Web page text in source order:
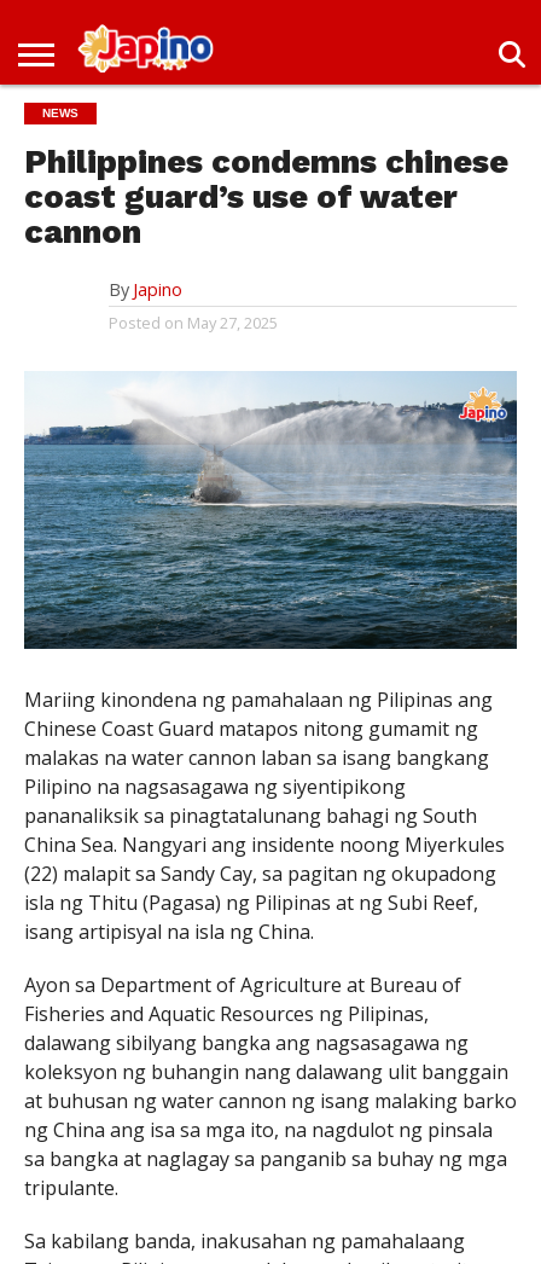
NEWS
ENTERTAINMENT
LIVES
EVENTS
LIVING
IN
ONLY
IN
OFW
IMMIGRATION
PROMO
DEAL
JOBS
NEWS
Philippines condemns chinese
coast guard’s use of water
cannon
By Japino
Posted on May 27, 2025
Mariing kinondena ng pamahalaan ng Pilipinas ang
Chinese Coast Guard matapos nitong gumamit ng
malakas na water cannon laban sa isang bangkang
Pilipino na nagsasagawa ng siyentipikong
pananaliksik sa pinagtatalunang bahagi ng South
China Sea. Nangyari ang insidente noong Miyerkules
(22) malapit sa Sandy Cay, sa pagitan ng okupadong
isla ng Thitu (Pagasa) ng Pilipinas at ng Subi Reef,
isang artipisyal na isla ng China.
Ayon sa Department of Agriculture at Bureau of
Fisheries and Aquatic Resources ng Pilipinas,
dalawang sibilyang bangka ang nagsasagawa ng
koleksyon ng buhangin nang dalawang ulit banggain
at buhusan ng water cannon ng isang malaking barko
ng China ang isa sa mga ito, na nagdulot ng pinsala
sa bangka at naglagay sa panganib sa buhay ng mga
tripulante.
Sa kabilang banda, inakusahan ng pamahalaang